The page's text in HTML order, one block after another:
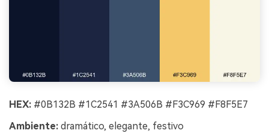
HEX: #0B132B #1C2541 #3A506B #F3C969 #F8F5E7
Ambiente: dramático, elegante, festivo